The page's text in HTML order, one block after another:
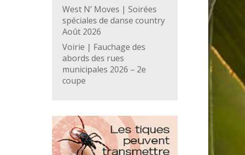
West N’ Moves | Soirées
spéciales de danse country
Août 2026
Voirie | Fauchage des
abords des rues
municipales 2026 – 2e
coupe